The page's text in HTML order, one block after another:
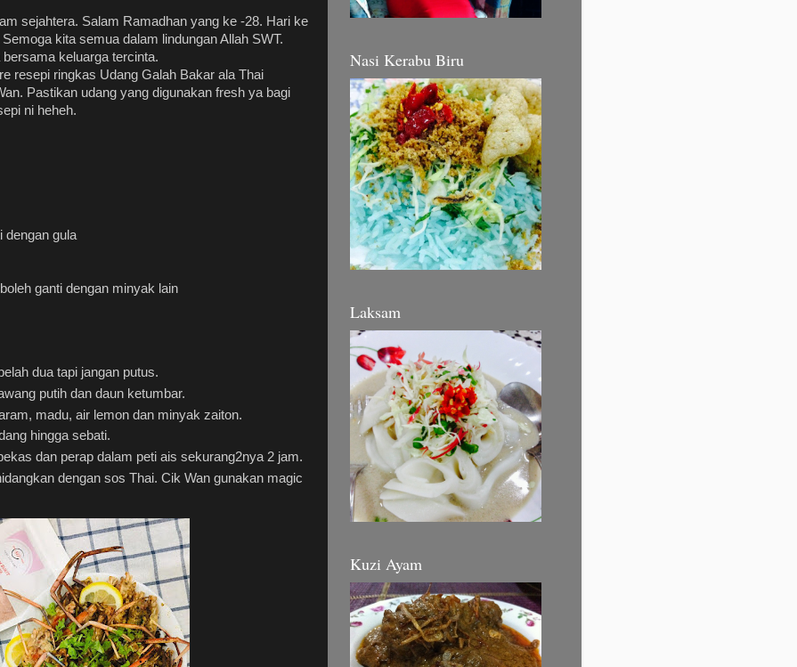
sejahtera. Salam Ramadhan yang ke -28. Hari ke
kita semua dalam lindungan Allah SWT.
keluarga tercinta.
resepi ringkas Udang Galah Bakar ala Thai
Pastikan udang yang digunakan fresh ya bagi
ni heheh.
dengan gula
ganti dengan minyak lain
dua tapi jangan putus.
putih dan daun ketumbar.
madu, air lemon dan minyak zaiton.
hingga sebati.
dan perap dalam peti ais sekurang2nya 2 jam.
dengan sos Thai. Cik Wan gunakan magic
Nasi Kerabu Biru
Laksam
Kuzi Ayam